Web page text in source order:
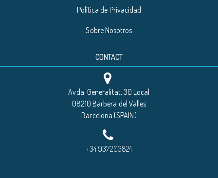
Política de Privacidad
Sobre Nosotros
CONTACT
Avda. Generalitat, 30 Local
08210 Barbera del Valles
Barcelona (SPAIN)
+34 937203824